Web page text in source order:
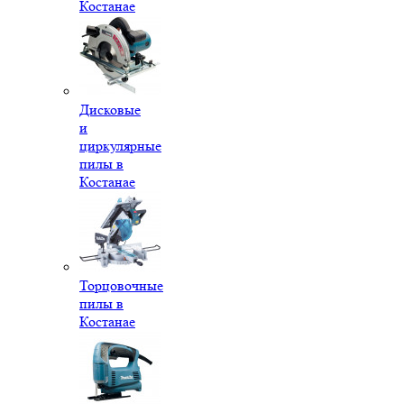
Костанае
Дисковые
и
циркулярные
пилы в
Костанае
Торцовочные
пилы в
Костанае